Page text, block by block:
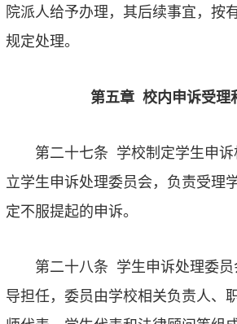
院派人给予办理，其后续事宜，按
规定处理。
第五章 校内申诉受理
第二十七条 学校制定学生申
立学生申诉处理委员会，负责受理
定不服提起的申诉。
第二十八条 学生申诉处理委
导担任，委员由学校相关负责人、